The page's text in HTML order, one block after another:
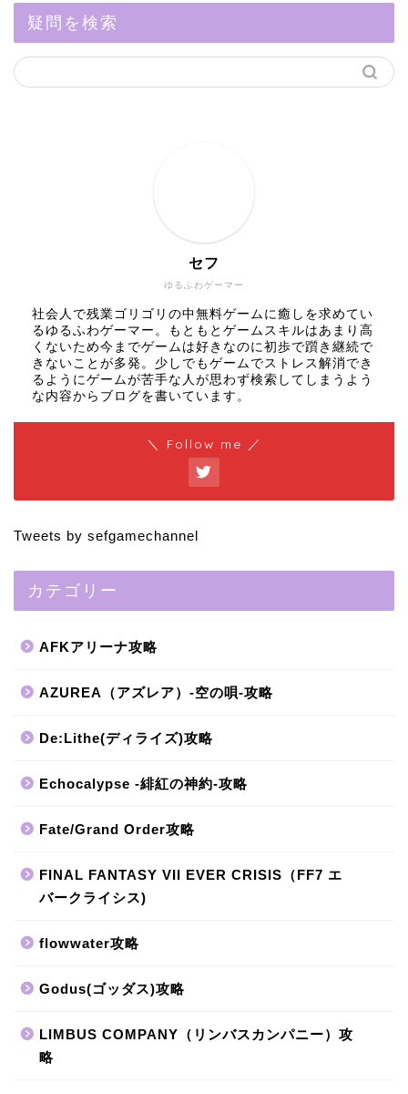
疑問を検索
ゆるふわゲーマー
セフ
社会人で残業ゴリゴリの中無料ゲームに癒しを求めてい
るゆるふわゲーマー。もともとゲームスキルはあまり高
くないため今までゲームは好きなのに初歩で躓き継続で
きないことが多発。少しでもゲームでストレス解消でき
るようにゲームが苦手な人が思わず検索してしまうよう
な内容からブログを書いています。
＼ Follow me ／
Tweets by sefgamechannel
カテゴリー
AFKアリーナ攻略
AZUREA（アズレア）-空の唄-攻略
De:Lithe(ディライズ)攻略
Echocalypse -緋紅の神約-攻略
Fate/Grand Order攻略
FINAL FANTASY VII EVER CRISIS（FF7 エ
バークライシス)
flowwater攻略
Godus(ゴッダス)攻略
LIMBUS COMPANY（リンバスカンパニー）攻
略